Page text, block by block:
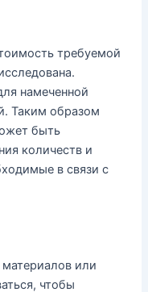
требуемой
.
намеченной
.Таким образом
быть
количеств и
в связи с
материалов или
, чтобы